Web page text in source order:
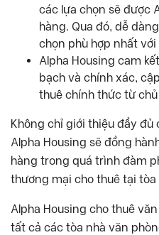
các lựa chọn sẽ được
hàng. Qua đó, dễ
chọn phù hợp nhất
Alpha Housing cam
bạch và chính xác,
thuê chính thức từ chủ
Không chỉ giới thiệu đầy đủ
Alpha Housing sẽ đồng
hàng trong quá trình đàm
thương mại cho thuê tại tòa
Alpha Housing cho thuê
tất cả các tòa nhà văn